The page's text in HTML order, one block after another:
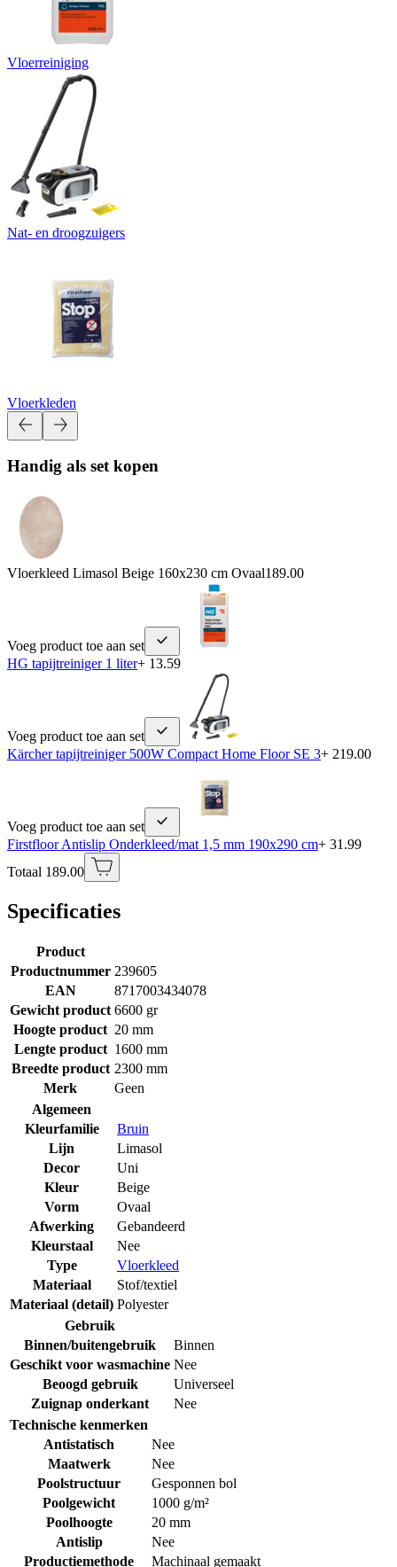
Vloerreiniging
Nat- en droogzuigers
Vloerkleden
Handig als set kopen
Vloerkleed Limasol Beige 160x230 cm Ovaal189.00
Voeg product toe aan set
HG tapijtreiniger 1 liter+ 13.59
Voeg product toe aan set
Kärcher tapijtreiniger 500W Compact Home Floor SE 3+ 219.00
Voeg product toe aan set
Firstfloor Antislip Onderkleed/mat 1,5 mm 190x290 cm+ 31.99
Totaal 189.00
Specificaties
Product
Productnummer 239605
EAN
8717003434078
Gewicht product 6600 gr
Hoogte product 20 mm
Lengte product 1600 mm
Breedte product 2300 mm
Merk
Geen
Algemeen
Kleurfamilie
Bruin
Lijn
Limasol
Decor
Uni
Kleur
Beige
Vorm
Ovaal
Afwerking
Gebandeerd
Kleurstaal
Nee
Type
Vloerkleed
Materiaal
Stof/textiel
Materiaal (detail) Polyester
Gebruik
Binnen/buitengebruik
Binnen
Geschikt voor wasmachine Nee
Beoogd gebruik
Universeel
Zuignap onderkant
Nee
Technische kenmerken
Antistatisch
Nee
Maatwerk
Nee
Poolstructuur
Gesponnen bol
Poolgewicht
1000 g/m²
Poolhoogte
20 mm
Antislip
Nee
Productiemethode
Machinaal gemaakt